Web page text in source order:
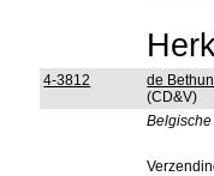
4-3812
de
(CD&V)